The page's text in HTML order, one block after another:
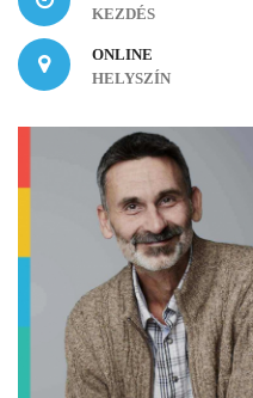
KEZDÉS
ONLINE
HELYSZÍN